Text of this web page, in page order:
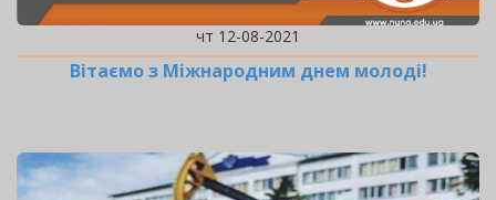
чт 12-08-2021
Вітаємо з Міжнародним днем молоді!